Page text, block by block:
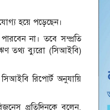
হয়ে পড়েছেন।
না। তবে সম্প্রতি
ঋণ তথ্য ব্যুরো (সিআইবি)
রিপোর্ট অনুযায়ি
প্রতিদিনকে বলেন,